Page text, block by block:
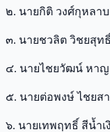
๒. นายกิติ วงศ์กุหลา
๓. นายชวลิต วิชยสุท
๔. นายไชยวัฒน์ หา
๕. นายต่อพงษ์ ไชยส
๖. นายเทพฤทธิ์ สีน้ำ